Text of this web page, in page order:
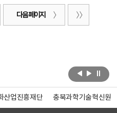
다음 페이지
산업진흥재단 충북과학기술혁신원